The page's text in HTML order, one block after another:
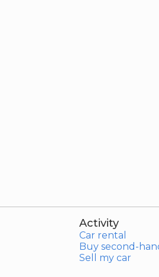
Activity
Car rental
Buy second-
Sell my car